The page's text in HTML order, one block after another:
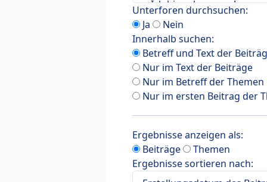
Unterforen durchsuchen:
Ja
Nein
Innerhalb suchen:
Betreff und Text der
Nur im Text der Beiträge
Nur im Betreff der Themen
Nur im ersten Beitrag der
Ergebnisse anzeigen als:
Beiträge
Themen
Ergebnisse sortieren nach: